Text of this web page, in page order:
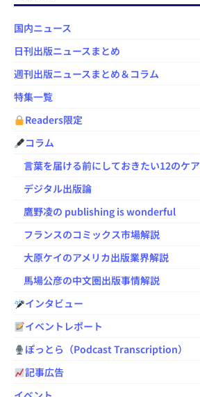
国内ニュース
日刊出版ニュースまとめ
週刊出版ニュースまとめ＆コラム
特集一覧
Readers限定
コラム
言葉を届ける前にしておきたい12のケア
デジタル出版論
鷹野凌の publishing is wonderful
フランスのコミックス市場解説
大原ケイのアメリカ出版業界解説
馬場公彦の中文圏出版事情解説
インタビュー
イベントレポート
ぽっとら（Podcast Transcription）
記事広告